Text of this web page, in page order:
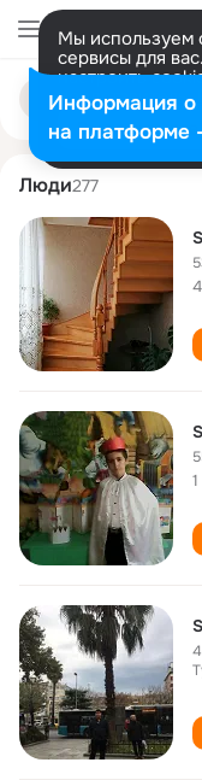
Мы используем
сервисы для
настроить
представитель.
Разрешить все
Поиск
людям
sultan kurbanov
Люди277
Информация о
на платформе